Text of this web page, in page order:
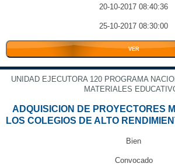
20-10-2017 08:40:36
25-10-2017 08:30:00
VER
UNIDAD EJECUTORA 120 PROGRAMA
MATERIALES
ADQUISICION DE PROYECTORES
LOS COLEGIOS DE ALTO
Bien
Convocado